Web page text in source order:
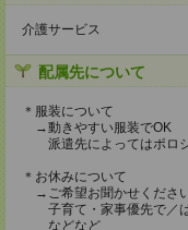
介護サービス
配属先について
＊服装について
→動きやすい服装でOK
派遣先によってはポロシ
＊お休みについて
→ご希望お聞かせくださ
子育て・家事優先で／
などなど